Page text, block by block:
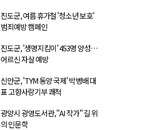
진도군, 여름 휴가철 '청소년 보호'
범죄예방 캠페인
진도군, '생명지킴이' 453명 양성…
어르신 자살 예방
신안군, 'TYM 동양 국제' 박병배 대
표 고향사랑기부 쾌척
광양시 광영도서관, "AI 작가" 길 위
의 인문학